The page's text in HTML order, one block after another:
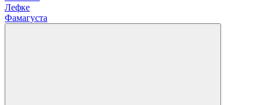
Лефке
Фамагуста